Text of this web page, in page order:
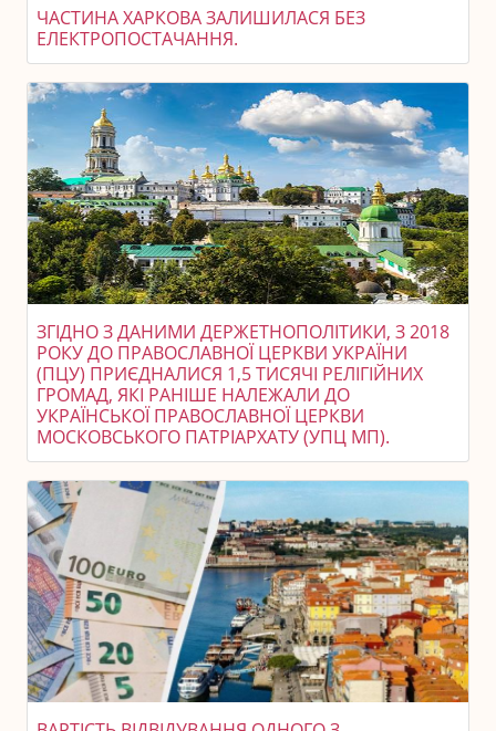
ЧАСТИНА ХАРКОВА ЗАЛИШИЛАСЯ БЕЗ
ЕЛЕКТРОПОСТАЧАННЯ.
ЗГІДНО З ДАНИМИ ДЕРЖЕТНОПОЛІТИКИ, З 2018
РОКУ ДО ПРАВОСЛАВНОЇ ЦЕРКВИ УКРАЇНИ
(ПЦУ) ПРИЄДНАЛИСЯ 1,5 ТИСЯЧІ РЕЛІГІЙНИХ
ГРОМАД, ЯКІ РАНІШЕ НАЛЕЖАЛИ ДО
УКРАЇНСЬКОЇ ПРАВОСЛАВНОЇ ЦЕРКВИ
МОСКОВСЬКОГО ПАТРІАРХАТУ (УПЦ МП).